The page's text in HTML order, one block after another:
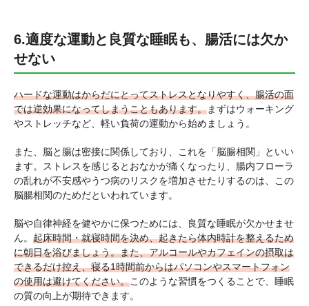
6.適度な運動と良質な睡眠も、腸活には欠か
せない
ハードな運動はからだにとってストレスとなりやすく、腸活の面
では逆効果になってしまうこともあります。まずはウォーキング
やストレッチなど、軽い負荷の運動から始めましょう。
また、脳と腸は密接に関係しており、これを「脳腸相関」といい
ます。ストレスを感じるとおなかが痛くなったり、腸内フローラ
の乱れが不安感やうつ病のリスクを増加させたりするのは、この
脳腸相関のためだといわれています。
脳や自律神経を健やかに保つためには、良質な睡眠が欠かせませ
ん。 起床時間・就寝時間を決め、起きたら体内時計を整えるため
に朝日を浴びましょう。また、アルコールやカフェインの摂取は
できるだけ控え、寝る1時間前からはパソコンやスマートフォン
の使用は避けてください。このような習慣をつくることで、睡眠
の質の向上が期待できます。